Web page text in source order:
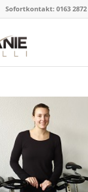
Sofortkontakt: 0163 2872